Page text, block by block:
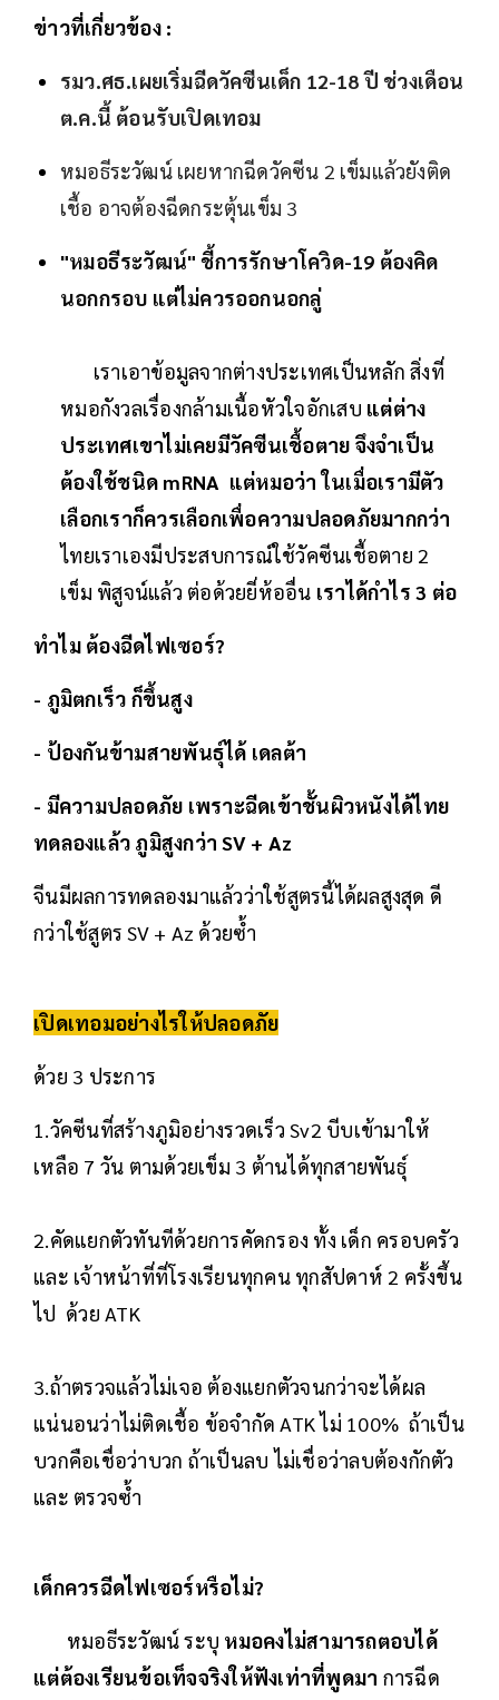
ข่าวที่เกี่ยวข้อง :
รมว.ศธ.เผยเริ่มฉีดวัคซีนเด็ก 12-18 ปี ช่วงเดือน
ต.ค.นี้ ต้อนรับเปิดเทอม
หมอธีระวัฒน์ เผยหากฉีดวัคซีน 2 เข็มแล้วยังติด
เชื้อ อาจต้องฉีดกระตุ้นเข็ม 3
"หมอธีระวัฒน์" ชี้การรักษาโควิด-19 ต้องคิด
นอกกรอบ แต่ไม่ควรออกนอกลู่
เราเอาข้อมูลจากต่างประเทศเป็นหลัก สิ่งที่
หมอกังวลเรื่องกล้ามเนื้อหัวใจอักเสบ แต่ต่าง
ประเทศเขาไม่เคยมีวัคซีนเชื้อตาย จึงจำเป็น
ต้องใช้ชนิด mRNA แต่หมอว่า ในเมื่อเรามีตัว
เลือกเราก็ควรเลือกเพื่อความปลอดภัยมากกว่า
ไทยเราเองมีประสบการณ์ใช้วัคซีนเชื้อตาย 2
เข็ม พิสูจน์แล้ว ต่อด้วยยี่ห้ออื่น เราได้กำไร 3 ต่อ
ทำไม ต้องฉีดไฟเซอร์?
- ภูมิตกเร็ว ก็ขึ้นสูง
- ป้องกันข้ามสายพันธุ์ได้ เดลต้า
- มีความปลอดภัย เพราะฉีดเข้าชั้นผิวหนังได้ไทย
ทดลองแล้ว ภูมิสูงกว่า SV + Az
จีนมีผลการทดลองมาแล้วว่าใช้สูตรนี้ได้ผลสูงสุด ดี
กว่าใช้สูตร SV + Az ด้วยซ้ำ
เปิดเทอมอย่างไรให้ปลอดภัย
ด้วย 3 ประการ
1.วัคซีนที่สร้างภูมิอย่างรวดเร็ว Sv2 บีบเข้ามาให้
เหลือ 7 วัน ตามด้วยเข็ม 3 ต้านได้ทุกสายพันธุ์
2.คัดแยกตัวทันทีด้วยการคัดกรอง ทั้ง เด็ก ครอบครัว
และ เจ้าหน้าที่ที่โรงเรียนทุกคน ทุกสัปดาห์ 2 ครั้งขึ้น
ไป ด้วย ATK
3.ถ้าตรวจแล้วไม่เจอ ต้องแยกตัวจนกว่าจะได้ผล
แน่นอนว่าไม่ติดเชื้อ ข้อจำกัด ATK ไม่ 100% ถ้าเป็น
บวกคือเชื่อว่าบวก ถ้าเป็นลบ ไม่เชื่อว่าลบต้องกักตัว
และ ตรวจซ้ำ
เด็กควรฉีดไฟเซอร์หรือไม่?
หมอธีระวัฒน์ ระบุ หมอคงไม่สามารถตอบได้
แต่ต้องเรียนข้อเท็จจริงให้ฟังเท่าที่พูดมา การฉีด